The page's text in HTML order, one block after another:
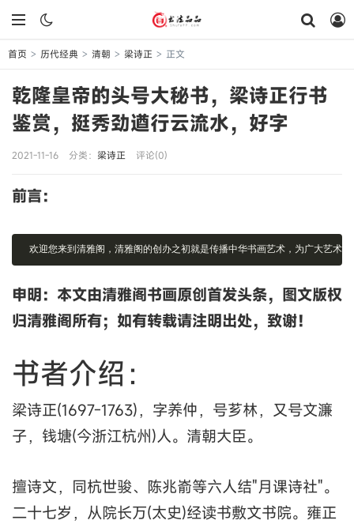
首页 > 历代经典 > 清朝 > 梁诗正 > 正文
乾隆皇帝的头号大秘书，梁诗正行书
鉴赏，挺秀劲遒行云流水，好字
2021-11-16 分类： 梁诗正 评论(0)
前言：
欢迎您来到清雅阁，清雅阁的创办之初就是传播中华书画艺术，为广大艺术
申明：本文由清雅阁书画原创首发头条，图文版权
归清雅阁所有；如有转载请注明出处，致谢！
书者介绍：
梁诗正(1697-1763)，字养仲，号芗林，又号文濂
子，钱塘(今浙江杭州)人。清朝大臣。
擅诗文，同杭世骏、陈兆嵛等六人结"月课诗社"。
二十七岁，从院长万(太史)经读书敷文书院。雍正